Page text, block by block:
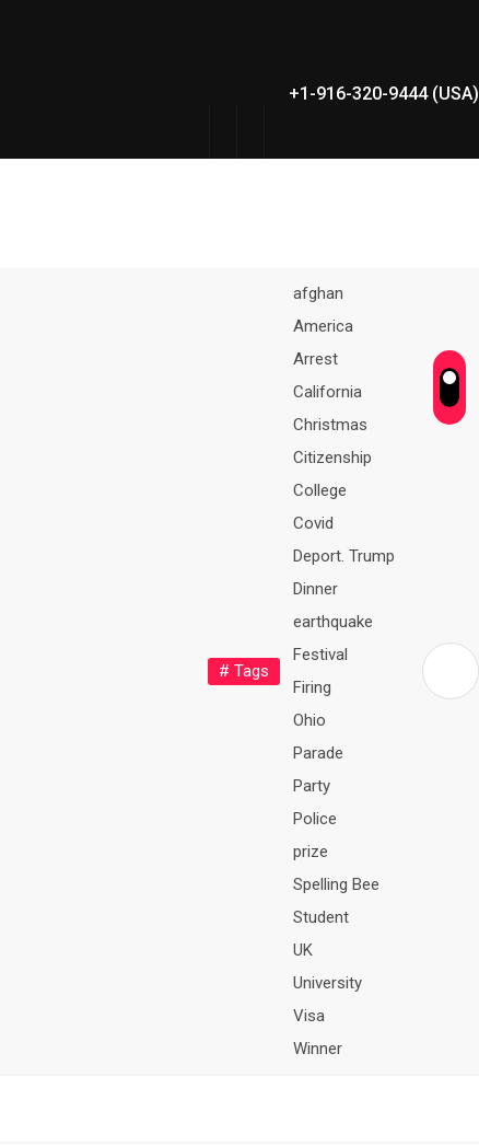
+1-916-320-9444 (USA)
# Tags
afghan
America
Arrest
California
Christmas
Citizenship
College
Covid
Deport. Trump
Dinner
earthquake
Festival
Firing
Ohio
Parade
Party
Police
prize
Spelling Bee
Student
UK
University
Visa
Winner